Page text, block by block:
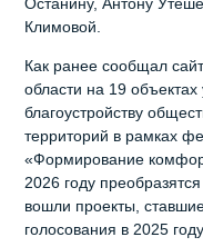
Климовой.
Как ранее сообщал
области на 19 объектах
благоустройству
территорий в рамках
«Формирование
2026 году
вошли проекты,
голосования в 2025